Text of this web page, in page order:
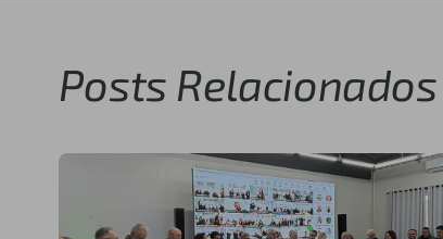
Posts Relacionados